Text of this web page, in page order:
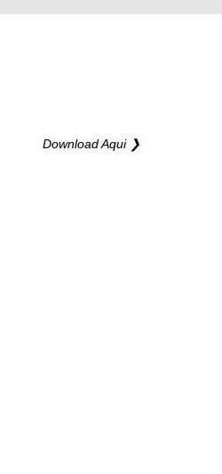
Download Aqui ❯